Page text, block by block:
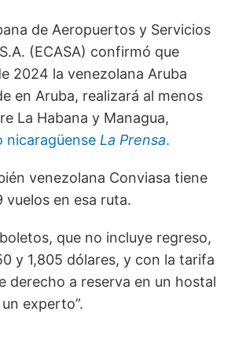
de Aeropuertos y Servicios
(ECASA) confirmó que
2024 la venezolana Aruba
en Aruba, realizará al menos
La Habana y Managua,
nicaragüense La Prensa.
venezolana Conviasa tiene
vuelos en esa ruta.
que no incluye regreso,
y 1,805 dólares, y con la tarifa
derecho a reserva en un hostal
experto”.